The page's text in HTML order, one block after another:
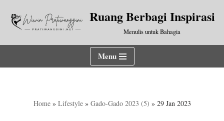
Lompat
Ruang Berbagi Inspirasi
Menulis untuk Bahagia
Menu
Home» Lifestyle» Gado-Gado 2023 (5) » 29 Jan 2023